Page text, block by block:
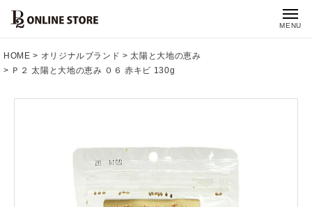
MENU
HOME オリジナルブランド
太陽と大地の恵み
Ｐ２ 太陽と大地の恵み ０６ 赤キビ 130g